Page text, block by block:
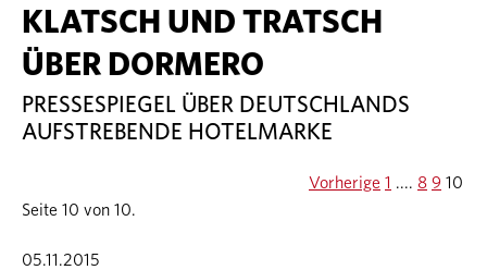
KLATSCH UND TRATSCH
ÜBER DORMERO
PRESSESPIEGEL ÜBER DEUTSCHLANDS
AUFSTREBENDE HOTELMARKE
Seite 10 von 10.
Vorherige 1 .... 8 9 10
05.11.2015